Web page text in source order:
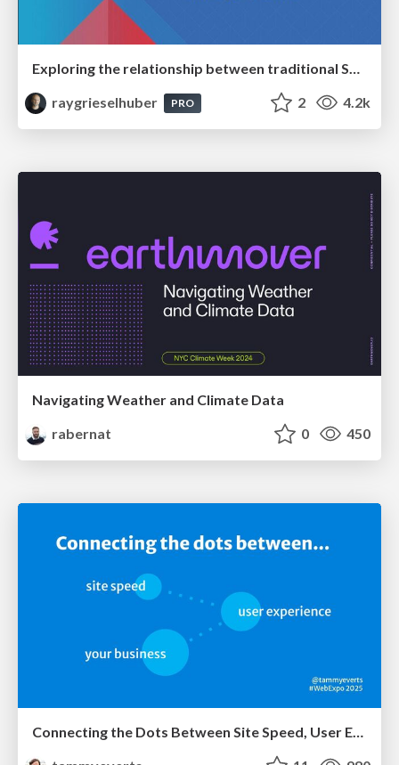
Exploring the relationship between traditional SERPs and Gen AI search
raygrieselhuber
PRO 2 4.2k
Navigating Weather and Climate Data
rabernat
0 450